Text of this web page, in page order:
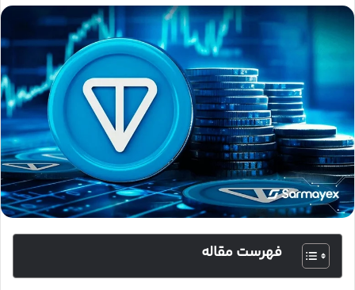
فهرست مقاله